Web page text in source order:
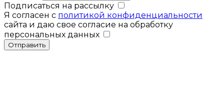
Подписаться на рассылку
Я согласен с политикой конфиденциальности
сайта и даю свое согласие на обработку
персональных данных
Отправить